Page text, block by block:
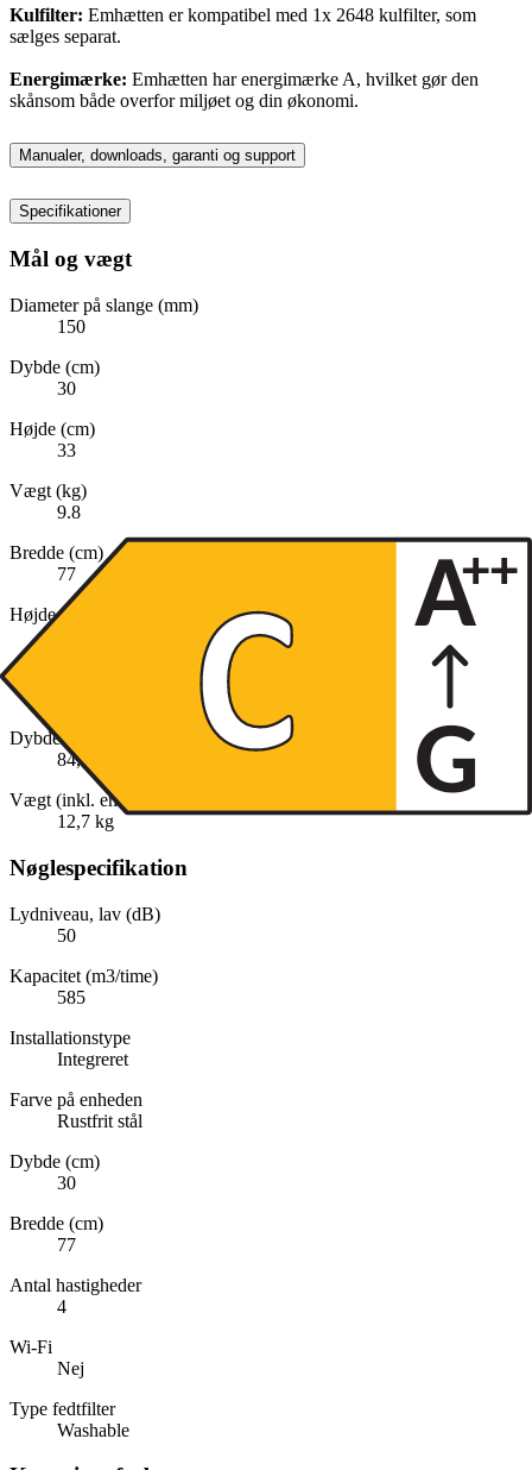
Kulfilter: Emhætten er kompatibel med 1x 2648 kulfilter, som
sælges separat.
Energimærke: Emhætten har energimærke A, hvilket gør den
skånsom både overfor miljøet og din økonomi.
Manualer, downloads, garanti og support
Specifikationer
Mål og vægt
Diameter på slange (mm)
150
Dybde (cm)
30
Højde (cm)
33
Vægt (kg)
9.8
Bredde (cm)
77
Højde (inkl. emballage)
Bredde (inkl. emballage)
Dybde (inkl. emballage)
84,0 cm
Vægt (inkl. emballage)
12,7 kg
Nøglespecifikation
Lydniveau, lav (dB)
50
Kapacitet (m3/time)
585
Installationstype
Integreret
Farve på enheden
Rustfrit stål
Dybde (cm)
30
Bredde (cm)
77
Antal hastigheder
4
Wi-Fi
Nej
Type fedtfilter
Washable